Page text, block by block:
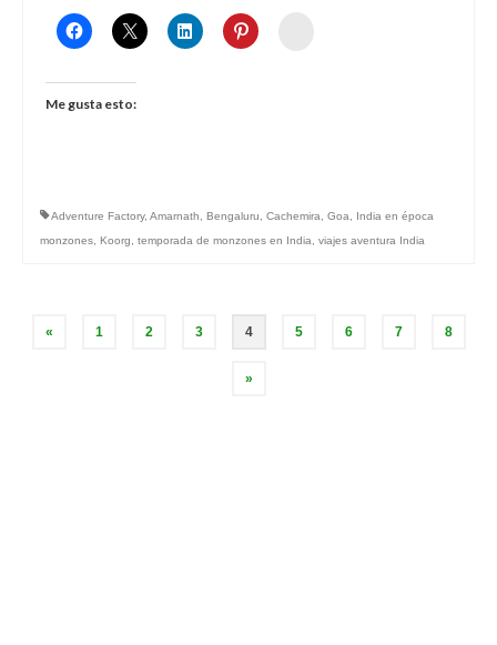
Me gusta esto:
Adventure Factory, Amarnath Bengaluru Cachemira Goa
India en época
monzones Koorg temporada de monzones en India viajes aventura India
Paginación
« 1 2 3 4 5 6 7 8
»